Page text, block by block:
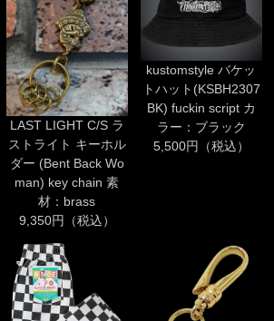
LAST LIGHT C/S ラ
ストライト キーホル
ダー (Bent Back Wo
man) key chain 素
材：brass
9,350円（税込）
kustomstyle バケッ
トハット(KSBH2307
BK) fuckin script カ
ラー：ブラック
5,500円（税込）